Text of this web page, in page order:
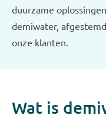
duurzame
demiwater,
onze klanten.
Wat is